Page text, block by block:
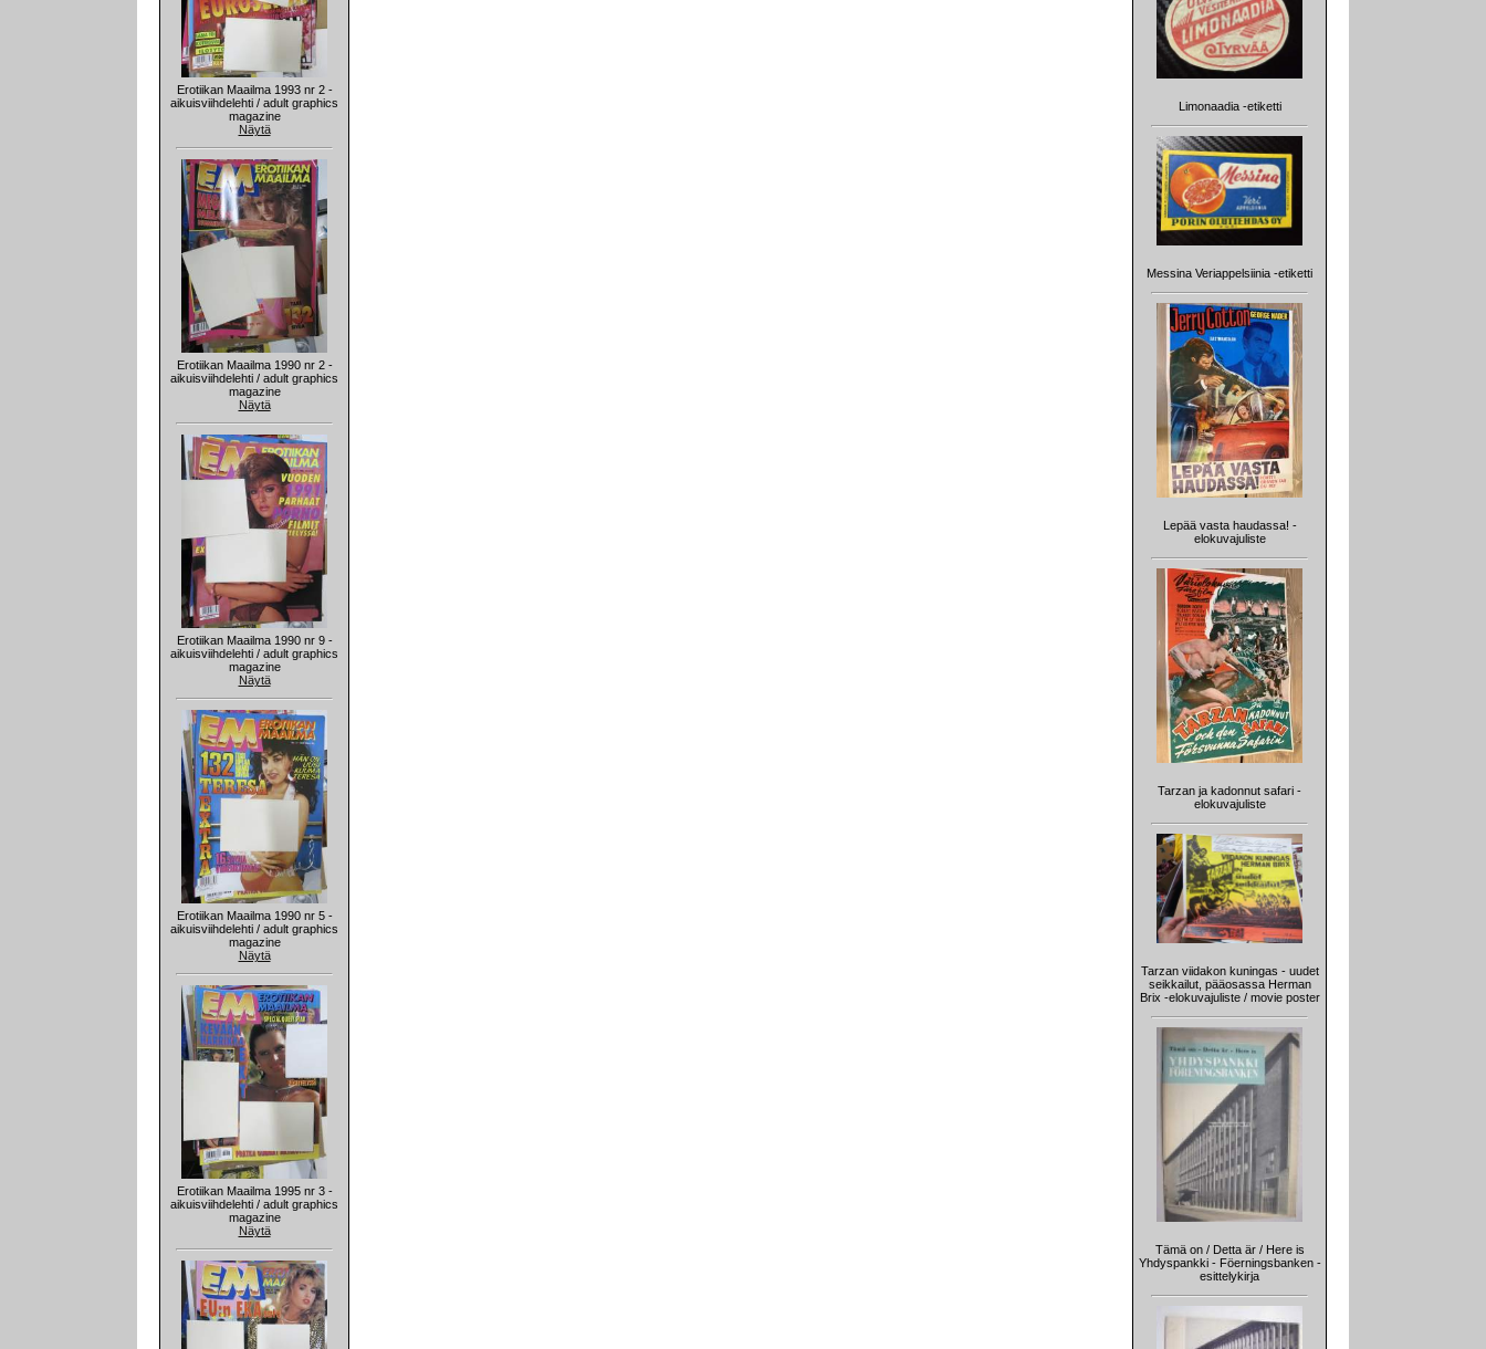
Erotiikan Maailma 1993 nr 2 -
aikuisviihdelehti / adult graphics
magazine
Näytä
Erotiikan Maailma 1990 nr 2 -
aikuisviihdelehti / adult graphics
magazine
Näytä
Erotiikan Maailma 1990 nr 9 -
aikuisviihdelehti / adult graphics
magazine
Näytä
Erotiikan Maailma 1990 nr 5 -
aikuisviihdelehti / adult graphics
magazine
Näytä
Erotiikan Maailma 1995 nr 3 -
aikuisviihdelehti / adult graphics
magazine
Näytä
Limonaadia -etiketti
Messina Veriappelsiinia -etiketti
Lepää vasta haudassa! -
elokuvajuliste
Tarzan ja kadonnut safari -
elokuvajuliste
Tarzan viidakon kuningas - uudet
seikkailut, pääosassa Herman
Brix -elokuvajuliste / movie poster
Tämä on / Detta är / Here is
Yhdyspankki - Föerningsbanken -
esittelykirja